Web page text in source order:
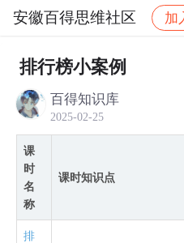
安徽百得思维社区 加
社区 安徽百得思维社区
排行榜小案例
百得知识库
2025-02-25
课
时
名
称
课时知识点
排